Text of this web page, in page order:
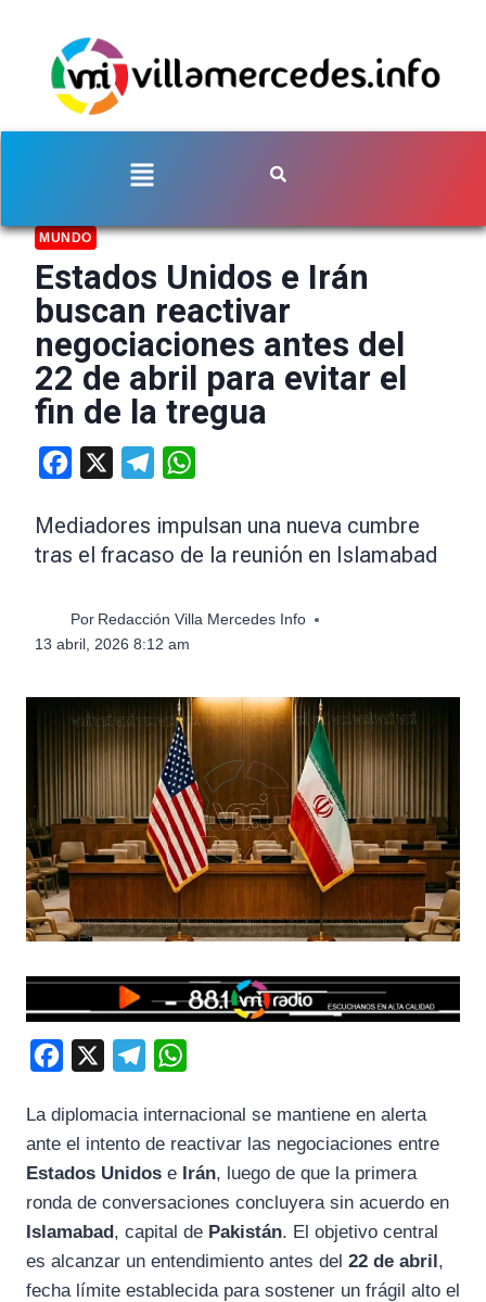
MUNDO
Estados Unidos e Irán
buscan reactivar
negociaciones antes del
22 de abril para evitar el
fin de la tregua
Facebook Telegram
Mediadores impulsan una nueva cumbre
tras el fracaso de la reunión en Islamabad
Por Redacción Villa Mercedes Info
13 abril, 2026 8:12 am
c
e
b
o
k
l
e
g
m
a
t
s
p
La diplomacia internacional se mantiene en alerta
ante el intento de reactivar las negociaciones entre
Estados Unidos e Irán, luego de que la primera
ronda de conversaciones concluyera sin acuerdo en
Islamabad, capital de Pakistán. El objetivo central
es alcanzar un entendimiento antes del 22 de abril,
fecha límite establecida para sostener un frágil alto el